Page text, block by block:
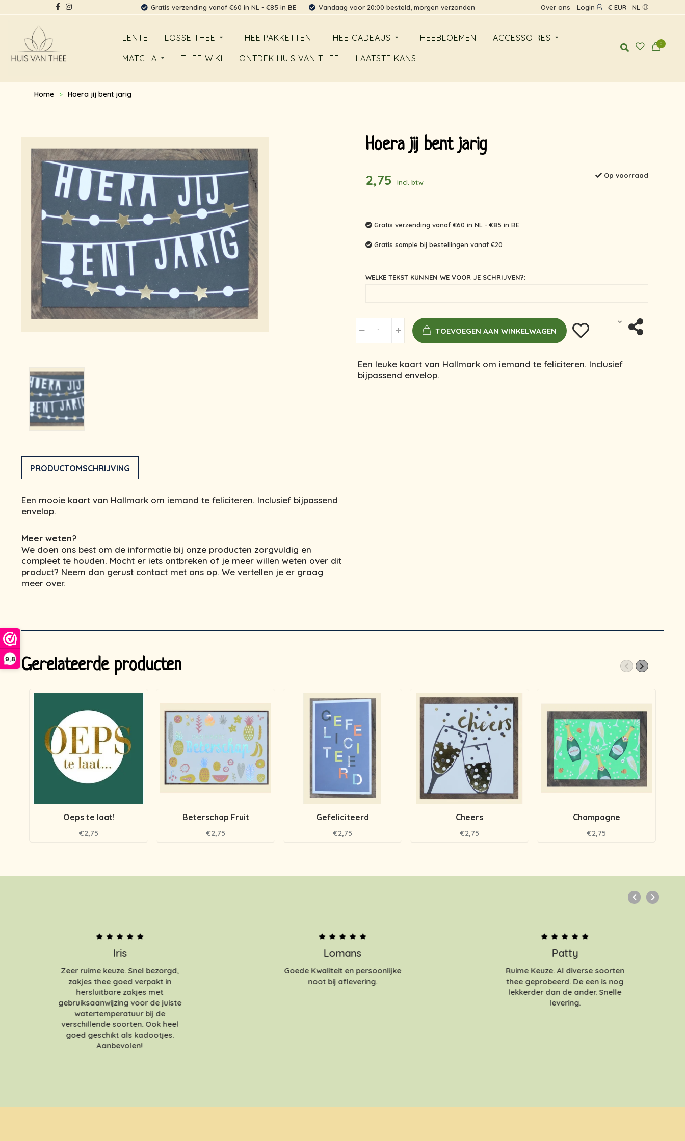
9,8
Gratis verzending vanaf €60 in NL - €85 in BE Vandaag voor 20:00 besteld, morgen verzonden Over ons Login € EUR NL
LENTE LOSSE THEE THEE PAKKETTEN THEE CADEAUS THEEBLOEMEN
ACCESSOIRES
MATCHA
THEE WIKI ONTDEK HUIS VAN THEE LAATSTE KANS!
0
Home > Hoera jij bent jarig
Hoera jij bent jarig
2,75 Incl. btw
Op voorraad
Gratis verzending vanaf €60 in NL - €85 in BE
Gratis sample bij bestellingen vanaf €20
WELKE TEKST KUNNEN WE VOOR JE SCHRIJVEN?:
TOEVOEGEN AAN WINKELWAGEN
Een leuke kaart van Hallmark om iemand te feliciteren. Inclusief
bijpassend envelop.
PRODUCTOMSCHRIJVING
Een mooie kaart van Hallmark om iemand te feliciteren. Inclusief bijpassend
envelop.
Meer weten?
We doen ons best om de informatie bij onze producten zorgvuldig en
compleet te houden. Mocht er iets ontbreken of je meer willen weten over dit
product? Neem dan gerust contact met ons op. We vertellen je er graag
meer over.
Gerelateerde producten
Oeps te laat!
€2,75
Beterschap Fruit
€2,75
Gefeliciteerd
€2,75
Cheers
€2,75
Champagne
€2,75
Iris
Zeer ruime keuze. Snel bezorgd,
zakjes thee goed verpakt in
hersluitbare zakjes met
gebruiksaanwijzing voor de juiste
watertemperatuur bij de
verschillende soorten. Ook heel
goed geschikt als kadootjes.
Aanbevolen!
Lomans
Goede Kwaliteit en persoonlijke
noot bij aflevering.
Patty
Ruime Keuze. Al diverse soorten
thee geprobeerd. De een is nog
lekkerder dan de ander. Snelle
levering.